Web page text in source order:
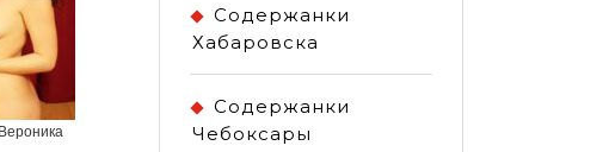
Содержанки
Хабаровска
Содержанки
Чебоксары